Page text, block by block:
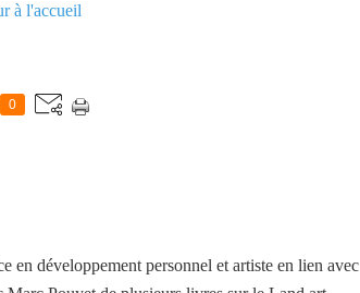
à l'accueil
0
en développement personnel et artiste en lien avec